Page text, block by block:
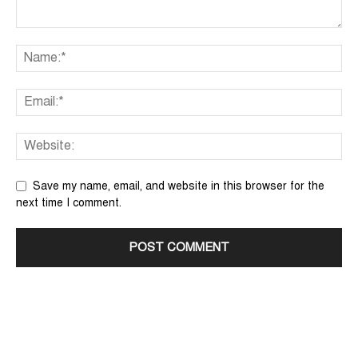
Save my name, email, and website in this browser for the
next time I comment.